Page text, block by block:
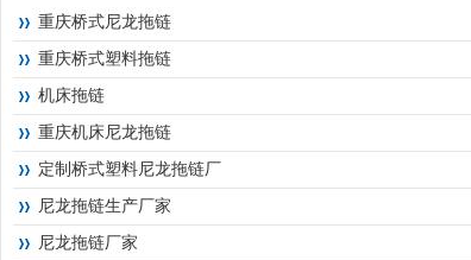
重庆桥式尼龙拖链
重庆桥式塑料拖链
机床拖链
重庆机床尼龙拖链
定制桥式塑料尼龙拖链厂
尼龙拖链生产厂家
尼龙拖链厂家